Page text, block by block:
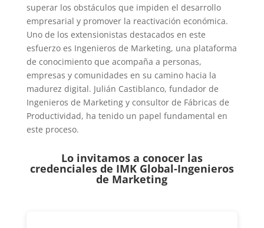
superar los obstáculos que impiden el desarrollo
empresarial y promover la reactivación económica.
Uno de los extensionistas destacados en este
esfuerzo es Ingenieros de Marketing, una plataforma
de conocimiento que acompaña a personas,
empresas y comunidades en su camino hacia la
madurez digital. Julián Castiblanco, fundador de
Ingenieros de Marketing y consultor de Fábricas de
Productividad, ha tenido un papel fundamental en
este proceso.
Lo invitamos a conocer las
credenciales de IMK Global-Ingenieros
de Marketing